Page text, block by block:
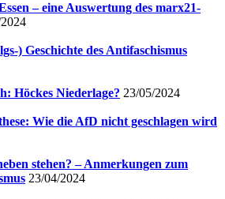
– eine Auswertung des marx21-
) Geschichte des Antifaschismus
Höckes Niederlage? 23/05/2024
Wie die AfD nicht geschlagen wird
stehen? – Anmerkungen zum
23/04/2024